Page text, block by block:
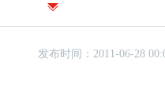
发布时间：2011-06-28